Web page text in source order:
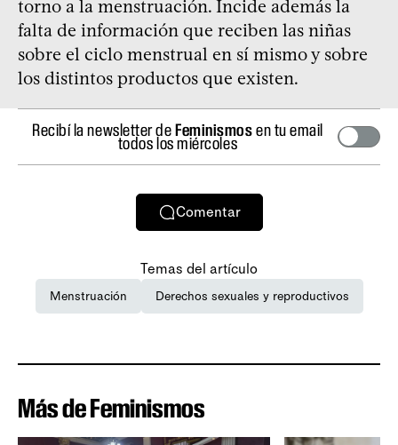
torno a la menstruación. Incide además la
falta de información que reciben las niñas
sobre el ciclo menstrual en sí mismo y sobre
los distintos productos que existen.
Recibí la newsletter deFeminismosen tu email
todos los miércoles
Comentar
Temas del artículo
Menstruación Derechos sexuales y reproductivos
Más de Feminismos